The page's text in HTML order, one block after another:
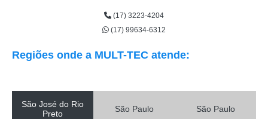
(17) 3223-4204
(17) 99634-6312
Regiões onde a MULT-TEC atende:
São José do Rio
Preto
São Paulo São Paulo